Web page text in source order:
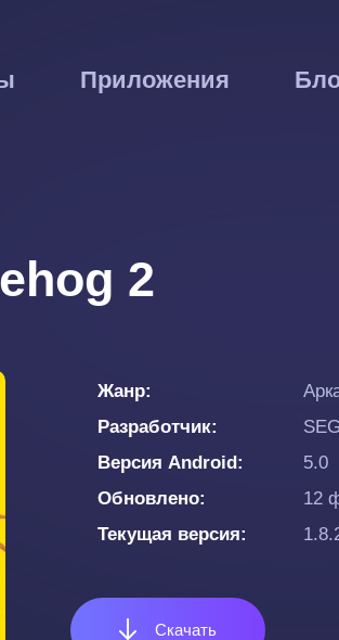
Приложения
2
Жанр
Разработчик
Версия Android
5.0
Обновлено
12
Текущая версия
Скачать